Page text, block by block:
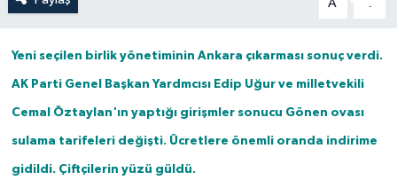
A A
Yeni seçilen birlik yönetiminin Ankara çıkarması sonuç verdi.
AK Parti Genel Başkan Yardmcısı Edip Uğur ve milletvekili
Cemal Öztaylan'ın yaptığı girişmler sonucu Gönen ovası
sulama tarifeleri değişti. Ücretlere önemli oranda indirime
gidildi. Çiftçilerin yüzü güldü.